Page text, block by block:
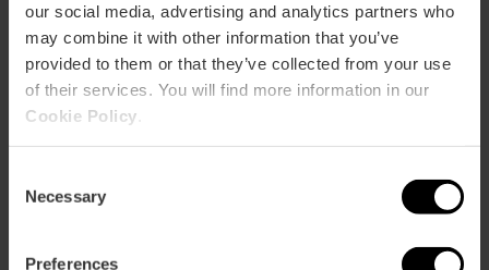
our social media, advertising and analytics partners who
may combine it with other information that you’ve
provided to them or that they’ve collected from your use
of their services. You will find more information in our
Cookie Policy
Selection
Necessary
Preferences
Metro
L1,L2,L3,L5,L9
Bus
7,11, 27,60,62,73